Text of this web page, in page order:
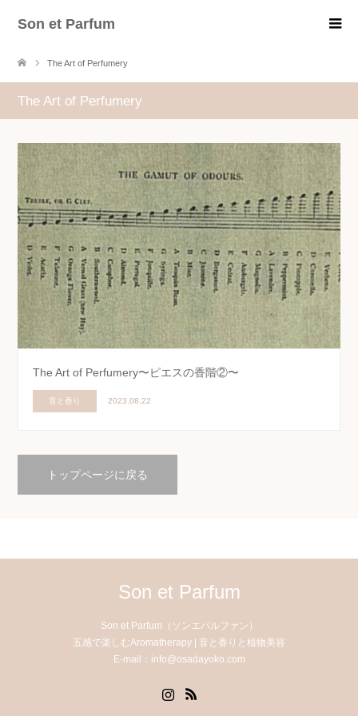
Son et Parfum
The Art of Perfumery
The Art of Perfumery
The Art of Perfumery〜ピエスの香階②〜
音と香り 2023.08.22
トップページに戻る
Son et Parfum
Son et Parfum（ソンエパルファン）
五感で楽しむAromatherapy | 音と香りと植物美容
E-mail：info@osadayoko.com